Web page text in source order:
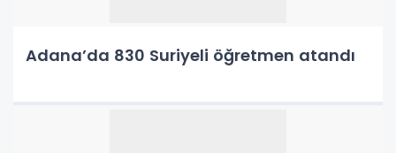
Adana’da 830 Suriyeli öğretmen atandı